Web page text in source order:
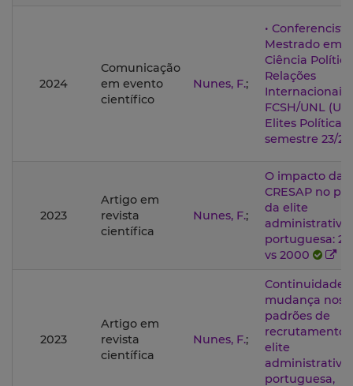
2024
Comunicação
em evento
científico
Nunes, F.;
•
Mestrado em
Ciência
Relações
Internacionais
FCSH/UNL (UC
Elites Políticas,
semestre 23/
2023
Artigo em
revista
científica
Nunes, F.;
O impacto da
CRESAP no
da elite
administrativa
portuguesa:
vs 2000
2023
Artigo em
revista
científica
Nunes, F.;
Continuidade
mudança nos
padrões de
recrutamento:
elite
administrativa
portuguesa,